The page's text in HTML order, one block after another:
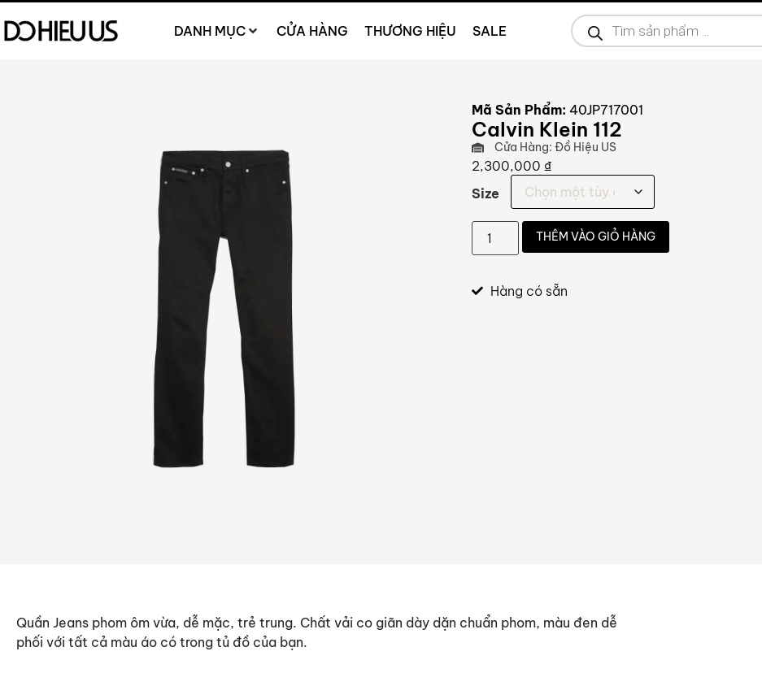
DANH MỤC CỬA HÀNG THƯƠNG HIỆU SALE
Mã Sản Phẩm: 40JP717001
Calvin Klein 112
Cửa Hàng: Đồ Hiệu US
2,300,000₫
Size
THÊM VÀO GIỎ HÀNG
Hàng có sẵn
Quần Jeans phom ôm vừa, dễ mặc, trẻ trung. Chất vải co giãn dày dặn chuẩn phom, màu đen dễ
phối với tất cả màu áo có trong tủ đồ của bạn.